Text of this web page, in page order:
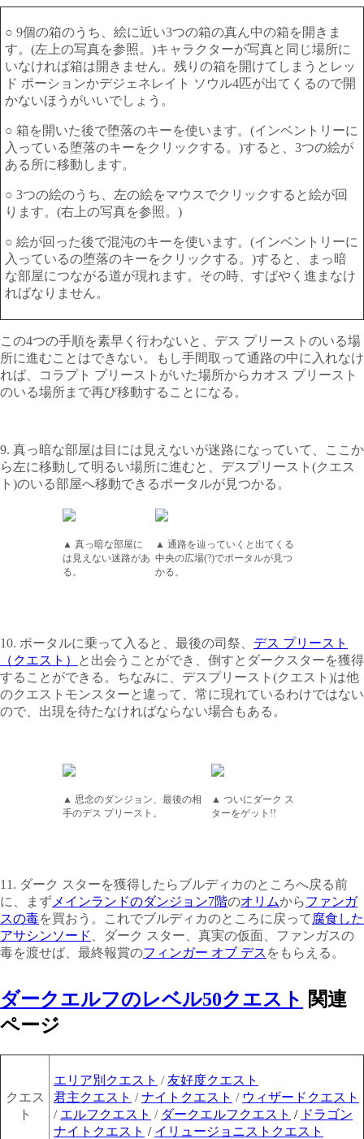
○ 9個の箱のうち、絵に近い3つの箱の真ん中の箱を開きま
す。(左上の写真を参照。)キャラクターが写真と同じ場所に
いなければ箱は開きません。残りの箱を開けてしまうとレッ
ド ポーションかデジェネレイト ソウル4匹が出てくるので開
かないほうがいいでしょう。
○ 箱を開いた後で堕落のキーを使います。(インベントリーに
入っている堕落のキーをクリックする。)すると、3つの絵が
ある所に移動します。
○ 3つの絵のうち、左の絵をマウスでクリックすると絵が回
ります。(右上の写真を参照。)
○ 絵が回った後で混沌のキーを使います。(インベントリーに
入っているの堕落のキーをクリックする。)すると、まっ暗
な部屋につながる道が現れます。その時、すばやく進まなけ
ればなりません。
この4つの手順を素早く行わないと、デス プリーストのいる場
所に進むことはできない。もし手間取って通路の中に入れなけ
れば、コラプト プリーストがいた場所からカオス プリースト
のいる場所まで再び移動することになる。
9. 真っ暗な部屋は目には見えないが迷路になっていて、ここか
ら左に移動して明るい場所に進むと、デスプリースト(クエス
ト)のいる部屋へ移動できるポータルが見つかる。
▲ 真っ暗な部屋に
は見えない迷路があ
る。
▲ 通路を辿っていくと出てくる
中央の広場(?)でポータルが見つ
かる。
10. ポータルに乗って入ると、最後の司祭、 デス プリースト
（クエスト）
と出会うことができ、倒すとダークスターを獲得
することができる。ちなみに、デスプリースト(クエスト)は他
のクエストモンスターと違って、常に現れているわけではない
ので、出現を待たなければならない場合もある。
▲ 思念のダンジョン、最後の相
手のデス プリースト。
▲ ついにダーク ス
ターをゲット!!
11. ダーク スターを獲得したらブルディカのところへ戻る前
に、まず メインランドのダンジョン7階のオリムからファンガ
スの毒を買おう。これでブルディカのところに戻って 腐食した
アサシンソード
、ダーク スター、真実の仮面、ファンガスの
毒を渡せば、最終報賞のフィンガー オブ デス をもらえる。
ダークエルフのレベル50クエスト 関連
ページ
クエス
ト
エリア別クエスト / 友好度クエスト
君主クエスト / ナイトクエスト / ウィザードクエスト
/ エルフクエスト / ダークエルフクエスト / ドラゴン
ナイトクエスト / イリュージョニストクエスト